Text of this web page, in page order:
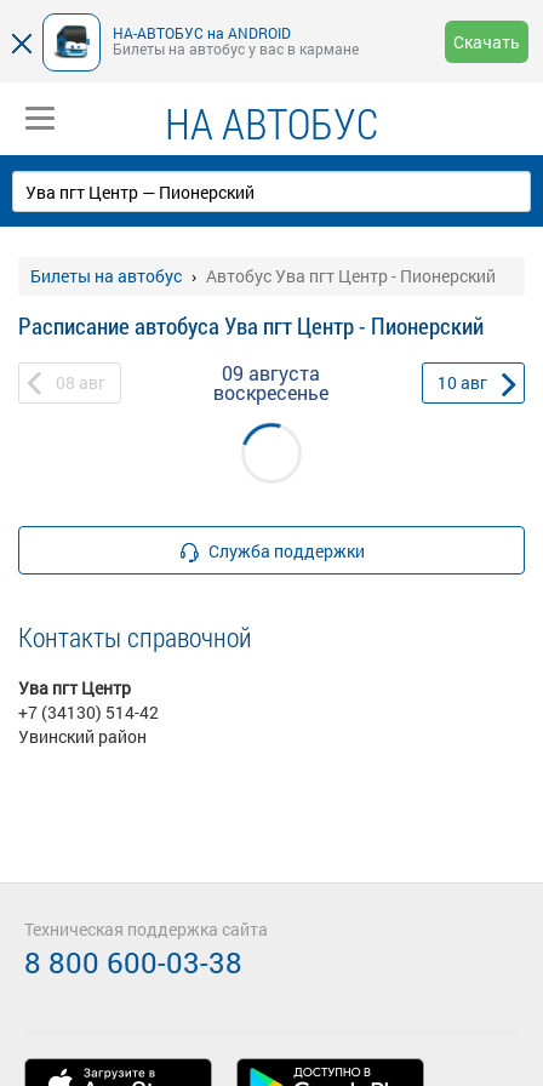
НА-АВТОБУС на ANDROID
Билеты на автобус у вас в кармане
Скачать
НА АВТОБУС
Билеты на автобус Автобус Ува пгт Центр - Пионерский
Расписание автобуса Ува пгт Центр - Пионерский
08 авг 09 августа
воскресенье 10авг
Служба поддержки
Контакты справочной
Ува пгт Центр
+7 (34130) 514-42
Увинский район
Техническая поддержка сайта
8 800 600-03-38